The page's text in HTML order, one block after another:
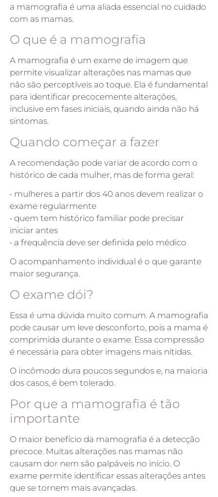
a mamografia é uma aliada essencial no cuidado
com as mamas.
O que é a mamografia
A mamografia é um exame de imagem que
permite visualizar alterações nas mamas que
não são perceptíveis ao toque. Ela é fundamental
para identificar precocemente alterações,
inclusive em fases iniciais, quando ainda não há
sintomas.
Quando começar a fazer
A recomendação pode variar de acordo com o
histórico de cada mulher, mas de forma geral:
• mulheres a partir dos 40 anos devem realizar o
exame regularmente
• quem tem histórico familiar pode precisar
iniciar antes
• a frequência deve ser definida pelo médico
O acompanhamento individual é o que garante
maior segurança.
O exame dói?
Essa é uma dúvida muito comum. A mamografia
pode causar um leve desconforto, pois a mama é
comprimida durante o exame. Essa compressão
é necessária para obter imagens mais nítidas.
O incômodo dura poucos segundos e, na maioria
dos casos, é bem tolerado.
Por que a mamografia é tão
importante
O maior benefício da mamografia é a detecção
precoce. Muitas alterações nas mamas não
causam dor nem são palpáveis no início. O
exame permite identificar essas alterações antes
que se tornem mais avançadas.